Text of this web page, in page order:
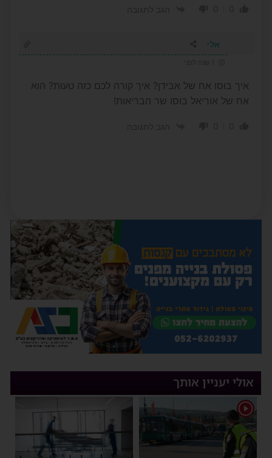
אלי
איך בוסו אח של אבידן? איך קורה לכם כזה טעות? הוא
אח של אוריאל בוסו שר הבריאות!
אולי יעניין אותך
1